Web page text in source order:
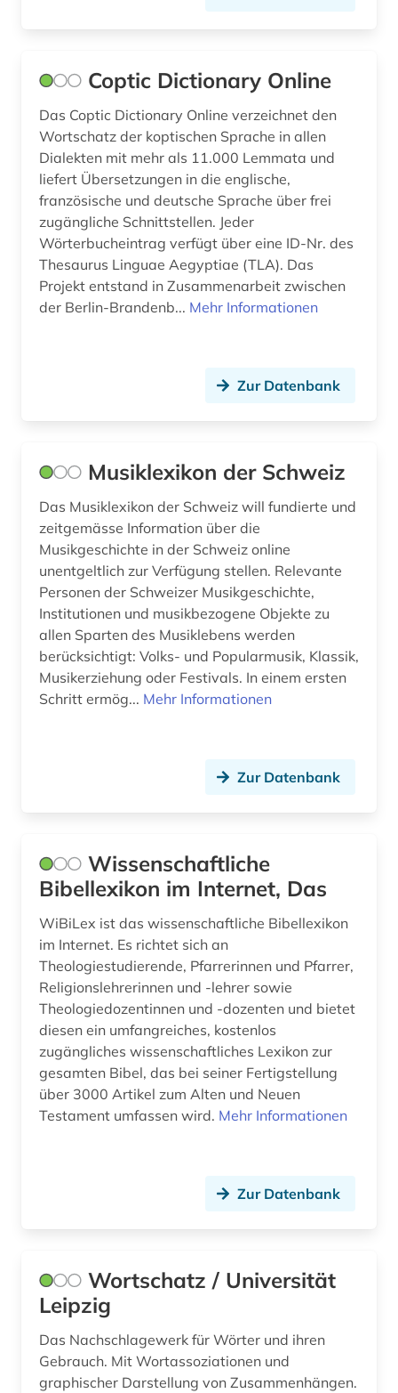
schüler (1)
spanien (3)
sprachwissenschaft (4)
statistik (1)
steuerrecht (1)
stoff (1)
synonyme (1)
theatergeschichte (1)
theologie (1)
theologische ethik (1)
thüringen (1)
tschechien (1)
umweltschutz (2)
umweltwissenschaften (1)
verzeichnis (1)
weltliteratur (1)
westfalen-lippe (1)
wirtschaft (1)
wirtschaftsinformatik (1)
wäsche (1)
wörterbuch (20)
zahnmedizin (1)
ökologie (1)
Coptic Dictionary Online
Das Coptic Dictionary Online verzeichnet den
Wortschatz der koptischen Sprache in allen
Dialekten mit mehr als 11.000 Lemmata und
liefert Übersetzungen in die englische,
französische und deutsche Sprache über frei
zugängliche Schnittstellen. Jeder
Wörterbucheintrag verfügt über eine ID-Nr. des
Thesaurus Linguae Aegyptiae (TLA). Das
Projekt entstand in Zusammenarbeit zwischen
der Berlin-Brandenb... Mehr Informationen
Zur Datenbank
Musiklexikon der Schweiz
Das Musiklexikon der Schweiz will fundierte und
zeitgemässe Information über die
Musikgeschichte in der Schweiz online
unentgeltlich zur Verfügung stellen. Relevante
Personen der Schweizer Musikgeschichte,
Institutionen und musikbezogene Objekte zu
allen Sparten des Musiklebens werden
berücksichtigt: Volks- und Popularmusik, Klassik,
Musikerziehung oder Festivals. In einem ersten
Schritt ermög... Mehr Informationen
Zur Datenbank
Wissenschaftliche
Bibellexikon im Internet, Das
WiBiLex ist das wissenschaftliche Bibellexikon
im Internet. Es richtet sich an
Theologiestudierende, Pfarrerinnen und Pfarrer,
Religionslehrerinnen und -lehrer sowie
Theologiedozentinnen und -dozenten und bietet
diesen ein umfangreiches, kostenlos
zugängliches wissenschaftliches Lexikon zur
gesamten Bibel, das bei seiner Fertigstellung
über 3000 Artikel zum Alten und Neuen
Testament umfassen wird. Mehr Informationen
Zur Datenbank
Wortschatz / Universität
Leipzig
Das Nachschlagewerk für Wörter und ihren
Gebrauch. Mit Wortassoziationen und
graphischer Darstellung von Zusammenhängen.